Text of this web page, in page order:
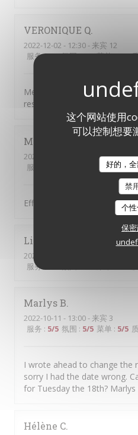
这个网站使用
可以控制想要
好的，
禁
个
保
VERONIQUE Q
2022-12-02 - 12:30 - 来宾 12
服务:5/5 氛围:5/5 菜单:5/5
Merci pour l’accueil, vos
respect de l’horaire ! Tout le
Marie-Francoise
2022-12-01
- 12:30 - 来宾 3
服务
菜单:4 /5
Efficacité, professionnalisme
Lisa
2022-11-04
服务
MarlysB
2022-10-11 - 13:00 - 来宾 3
服务 : 5/5 氛围 : 5/5 菜单 : 5/5
I wrote ahead to change the
sorry I had the date wrong.
for Tuesday the 18th? Marlys
Hélène C